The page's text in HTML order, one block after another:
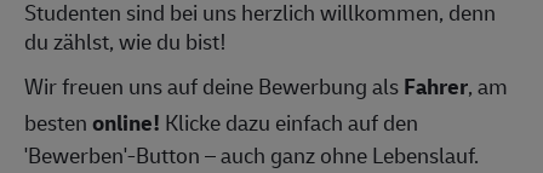
Studenten sind bei uns herzlich willkommen, denn
du zählst, wie du bist!
Wir freuen uns auf deine Bewerbung alsFahrer, am
bestenonline! Klicke dazu einfach auf den
'Bewerben'-Button – auch ganz ohne Lebenslauf.